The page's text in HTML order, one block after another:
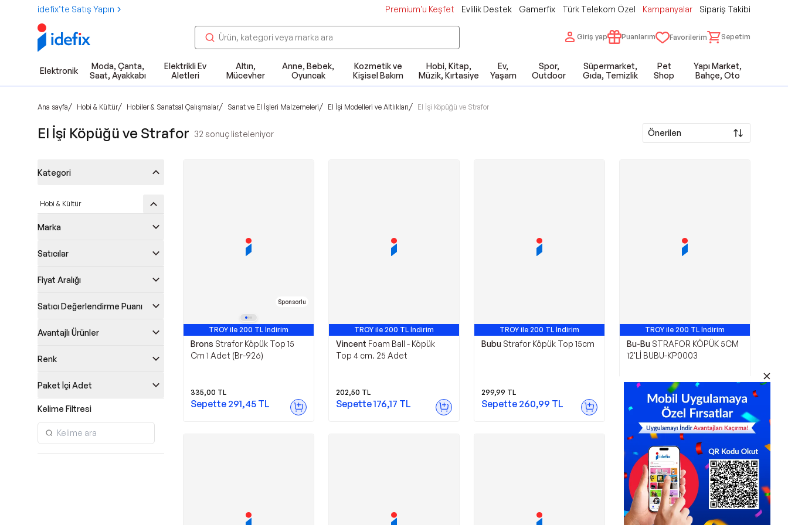
idefix’te Satış Yapın Premium'u Keşfet Evlilik Destek Gamerfix Türk Telekom Özel Kampanyalar Sipariş Takibi
Giriş yap Puanlarım Favorilerim Sepetim
Elektronik
Moda, Çanta,
Saat, Ayakkabı
Elektrikli Ev
Aletleri
Altın,
Mücevher
Anne, Bebek,
Oyuncak
Kozmetik ve
Kişisel Bakım
Hobi, Kitap,
Müzik, Kırtasiye
Ev,
Yaşam
Spor,
Outdoor
Süpermarket,
Gıda, Temizlik
Pet
Shop
Yapı Market,
Bahçe, Oto
Ana sayfa/ Hobi & Kültür/ Hobiler & Sanatsal Çalışmalar/ Sanat ve El İşleri Malzemeleri/ El İşi Modelleri ve Altlıkları/ El İşi Köpüğü ve Strafor
El İşi Köpüğü ve Strafor 32 sonuç listeleniyor Önerilen
Kategori
Hobi & Kültür
Marka
Satıcılar
Fiyat Aralığı
Satıcı Değerlendirme Puanı
Avantajlı Ürünler
Renk
Paket İçi Adet
Kelime Filtresi
Sponsorlu
TROY ile 200 TL İndirim
Brons Strafor Köpük Top 15
Cm 1 Adet (Br-926)
335,00 TL
Sepette 291,45 TL
TROY ile 200 TL İndirim
Vincent Foam Ball - Köpük
Top 4 cm. 25 Adet
202,50 TL
Sepette176,17 TL
TROY ile 200 TL İndirim
Bubu Strafor Köpük Top 15cm
299,99 TL
Sepette 260,99 TL
TROY ile 200 TL İndirim
Bu-Bu STRAFOR KÖPÜK 5CM
12'Lİ BUBU-KP0003
109,00TL
Sepette103,55TL